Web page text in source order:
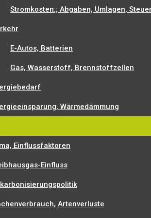
Stromkosten:; Abgaben, Umlagen,
E-Autos, Batterien
Gas, Wasserstoff, Brennstoffzellen
Wärmedämmung
Einflussfaktoren
Einfluss
Artenverluste